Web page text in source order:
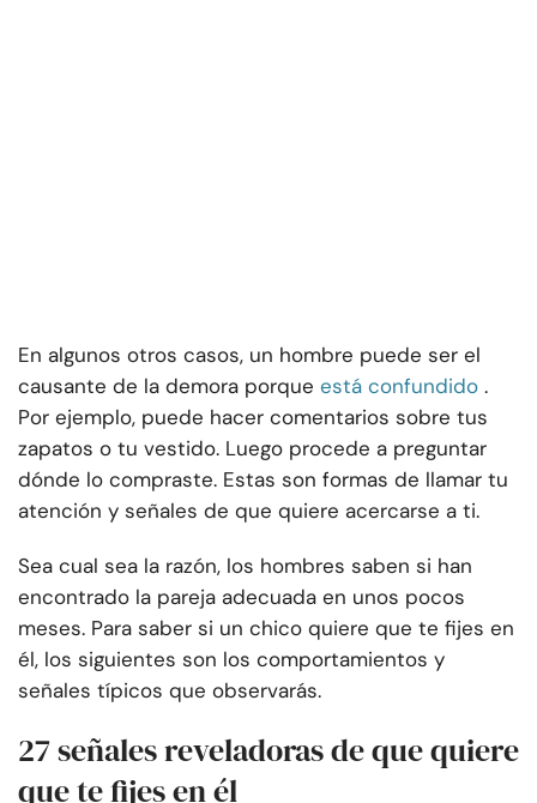
En algunos otros casos, un hombre puede ser el
causante de la demora porque está confundido .
Por ejemplo, puede hacer comentarios sobre tus
zapatos o tu vestido. Luego procede a preguntar
dónde lo compraste. Estas son formas de llamar tu
atención y señales de que quiere acercarse a ti.
Sea cual sea la razón, los hombres saben si han
encontrado la pareja adecuada en unos pocos
meses. Para saber si un chico quiere que te fijes en
él, los siguientes son los comportamientos y
señales típicos que observarás.
27 señales reveladoras de que quiere
que te fijes en él